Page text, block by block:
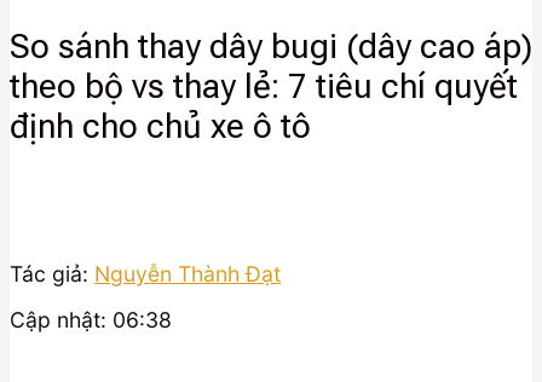
So sánh thay dây bugi (dây cao áp)
theo bộ vs thay lẻ: 7 tiêu chí quyết
định cho chủ xe ô tô
Tác giả: Nguyễn Thành Đạt
Cập nhật: 06:38